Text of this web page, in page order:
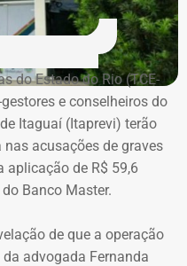
da Casa da Moeda do
como representante da
empresa que atua no
do Estado do Rio (TCE-
e conselheiros do
Itaguaí (Itaprevi) terão
acusações de graves
aplicação de R$ 59,6
Banco Master.
de que a operação
advogada Fernanda